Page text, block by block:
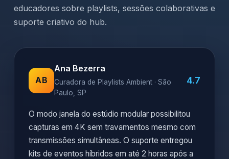
educadores sobre playlists, sessões colaborativas e
suporte criativo do hub.
AB
Ana Bezerra
Curadora de Playlists Ambient · São
Paulo, SP
4.7
O modo janela do estúdio modular possibilitou
capturas em 4K sem travamentos mesmo com
transmissões simultâneas. O suporte entregou
kits de eventos híbridos em até 2 horas após a